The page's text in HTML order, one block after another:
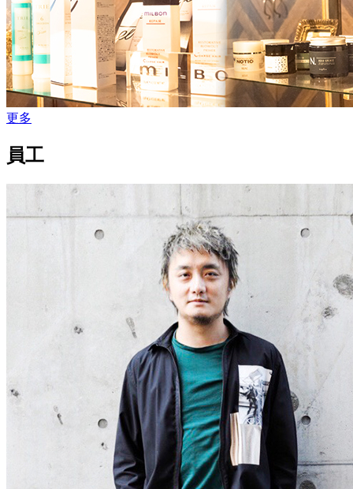
更多
員工